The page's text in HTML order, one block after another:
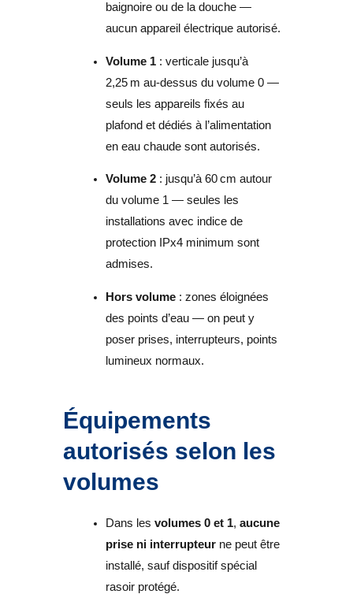
baignoire ou de la douche —
aucun appareil électrique autorisé.
Volume 1: verticale jusqu’à
2,25 m au-dessus du volume 0 —
seuls les appareils fixés au
plafond et dédiés à l’alimentation
en eau chaude sont autorisés.
Volume 2: jusqu’à 60 cm autour
du volume 1 — seules les
installations avec indice de
protection IPx4 minimum sont
admises.
Hors volume: zones éloignées
des points d’eau — on peut y
poser prises, interrupteurs, points
lumineux normaux.
Équipements
autorisés selon les
volumes
Dans les volumes 0 et 1, aucune
prise ni interrupteurne peut être
installé, sauf dispositif spécial
rasoir protégé.